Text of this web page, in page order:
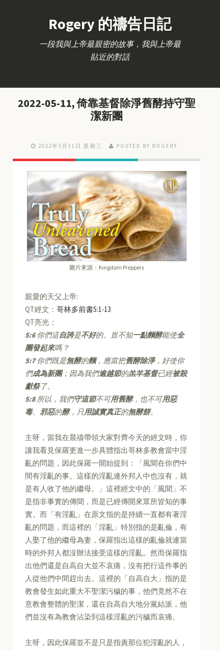
Rogery 的禱告日記
一段我與上帝最親密的故事，我與上帝最
貼近的對話
2022-05-11, 倚靠基督除淨舊酵持守聖
潔新團
2022年5月11日 星期三 POSTED BY ROGERY
圖片來源：Kingdom Preppers
親愛的天父上帝:
QT經文：哥林多前書5:1-13
QT亮光：
5:6你們這自誇是不好的。豈不知一點麵酵能使全
團發起來嗎？
5:7你們既是無酵的麵，應當把舊酵除淨，好使你
們成為新團；因為我們逾越節的羔羊基督已經被殺
獻祭了。
5:8所以，我們守這節不可用舊酵，也不可用惡
毒、邪惡的酵，只用誠實真正的無酵餅。
主呀，當我在晨禱帶領大家對齊今天的經文時，你
讓我看見保羅更進一步具體指出哥林多教會當中淫
亂的問題，因此保羅一開始提到：「風聞在你們中
間有淫亂的事。這樣的淫亂連外邦人中也沒有，就
是有人收了他的繼母。」這裡經文中的「風聞」不
是指非事實的傳聞，而是已經傳開來眾所皆知的事
實。而「有淫亂」在原文指的是持續一直都有著淫
亂的問題，而這裡的「淫亂」特別指的是亂倫，有
人娶了他的繼母為妻，保羅指出這樣的亂倫就連當
時的外邦人都沒辦法接受這樣的淫亂。然而保羅指
出他們還是自高自大並不哀痛，沒有把行這件事的
人從他們中間趕出去。這裡的「自高自大」指的是
教會發生如此重大不聖潔污穢的事，他們竟然不在
意教會整體的聖潔，還在自高自大地分黨結派，他
們並沒有為教會沾染到這樣淫亂的污穢而哀痛。
主呀，因此保羅並不是只是指責那位犯淫亂的人，